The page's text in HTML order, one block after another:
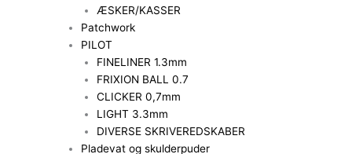
ÆSKER/KASSER
Patchwork
PILOT
FINELINER 1.3mm
FRIXION BALL 0.7
CLICKER 0,7mm
LIGHT 3.3mm
DIVERSE SKRIVEREDSKABER
Pladevat og skulderpuder